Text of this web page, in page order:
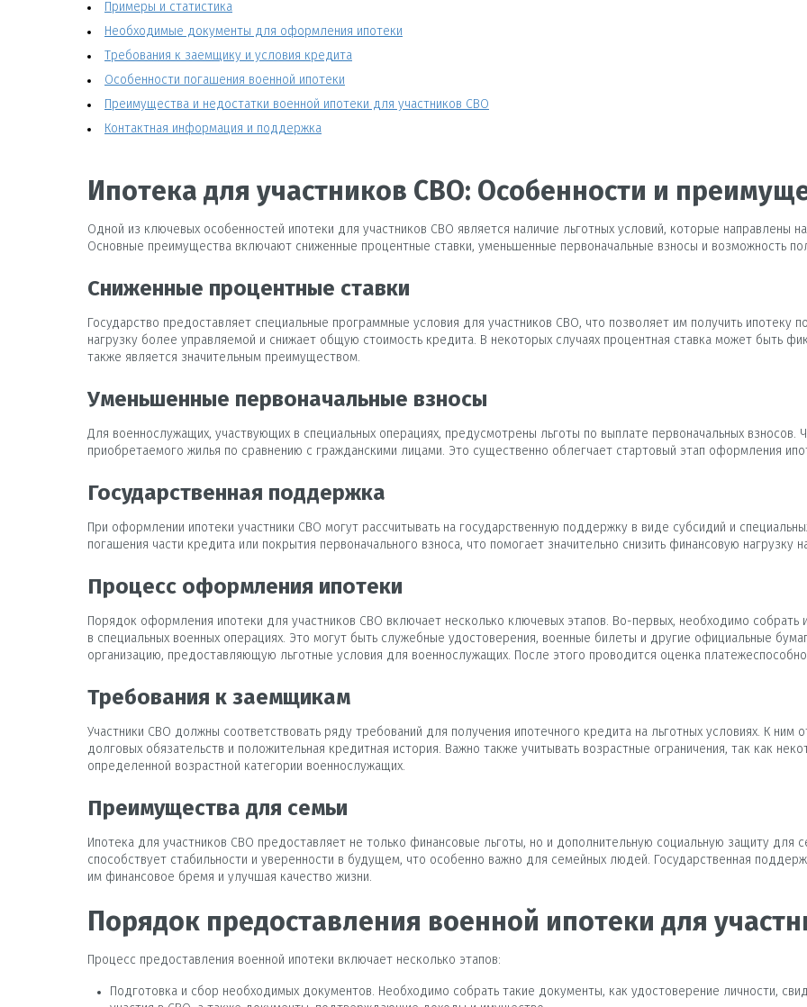
Примеры и статистика
Необходимые документы для оформления ипотеки
Требования к заемщику и условия кредита
Особенности погашения военной ипотеки
Преимущества и недостатки военной ипотеки для участников СВО
Контактная информация и поддержка
Ипотека для участников СВО: Особенности и
Одной из ключевых особенностей ипотеки для участников СВО является наличие льготных условий, которые направлены
Основные преимущества включают сниженные процентные ставки, уменьшенные первоначальные взносы и возможность
Сниженные процентные ставки
Государство предоставляет специальные программные условия для участников СВО, что позволяет им получить ипотеку
нагрузку более управляемой и снижает общую стоимость кредита. В некоторых случаях процентная ставка может быть
также является значительным преимуществом.
Уменьшенные первоначальные взносы
Для военнослужащих, участвующих в специальных операциях, предусмотрены льготы по выплате первоначальных взносов.
приобретаемого жилья по сравнению с гражданскими лицами. Это существенно облегчает стартовый этап оформления
Государственная поддержка
При оформлении ипотеки участники СВО могут рассчитывать на государственную поддержку в виде субсидий и
погашения части кредита или покрытия первоначального взноса, что помогает значительно снизить финансовую нагрузку
Процесс оформления ипотеки
Порядок оформления ипотеки для участников СВО включает несколько ключевых этапов. Во-первых, необходимо
в специальных военных операциях. Это могут быть служебные удостоверения, военные билеты и другие официальные
организацию, предоставляющую льготные условия для военнослужащих. После этого проводится оценка
Требования к заемщикам
Участники СВО должны соответствовать ряду требований для получения ипотечного кредита на льготных условиях. К ним
долговых обязательств и положительная кредитная история. Важно также учитывать возрастные ограничения, так как
определенной возрастной категории военнослужащих.
Преимущества для семьи
Ипотека для участников СВО предоставляет не только финансовые льготы, но и дополнительную социальную защиту для
способствует стабильности и уверенности в будущем, что особенно важно для семейных людей. Государственная
им финансовое бремя и улучшая качество жизни.
Порядок предоставления военной ипотеки для
Процесс предоставления военной ипотеки включает несколько этапов:
Подготовка и сбор необходимых документов. Необходимо собрать такие документы, как удостоверение личности,